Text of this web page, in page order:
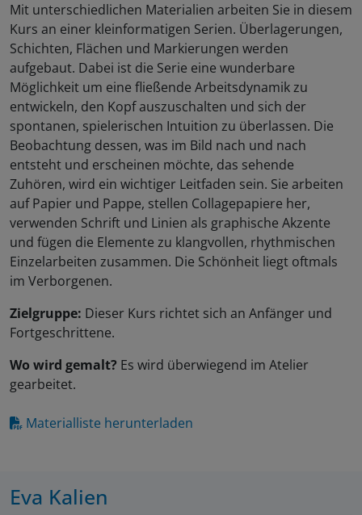
Mit unterschiedlichen Materialien arbeiten Sie in diesem
Kurs an einer kleinformatigen Serien. Überlagerungen,
Schichten, Flächen und Markierungen werden
aufgebaut. Dabei ist die Serie eine wunderbare
Möglichkeit um eine fließende Arbeitsdynamik zu
entwickeln, den Kopf auszuschalten und sich der
spontanen, spielerischen Intuition zu überlassen. Die
Beobachtung dessen, was im Bild nach und nach
entsteht und erscheinen möchte, das sehende
Zuhören, wird ein wichtiger Leitfaden sein. Sie arbeiten
auf Papier und Pappe, stellen Collagepapiere her,
verwenden Schrift und Linien als graphische Akzente
und fügen die Elemente zu klangvollen, rhythmischen
Einzelarbeiten zusammen. Die Schönheit liegt oftmals
im Verborgenen.
Zielgruppe: Dieser Kurs richtet sich an Anfänger und
Fortgeschrittene.
Wo wird gemalt? Es wird überwiegend im Atelier
gearbeitet.
Materialliste herunterladen
Eva Kalien